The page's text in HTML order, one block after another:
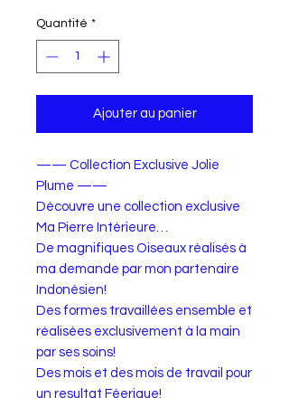
Quantité *
Ajouter au panier
—— Collection Exclusive Jolie
Plume ——
Découvre une collection exclusive
Ma Pierre Intérieure…
De magnifiques Oiseaux réalisés à
ma demande par mon partenaire
Indonésien!
Des formes travaillées ensemble et
réalisées exclusivement à la main
par ses soins!
Des mois et des mois de travail pour
un resultat Féerique!